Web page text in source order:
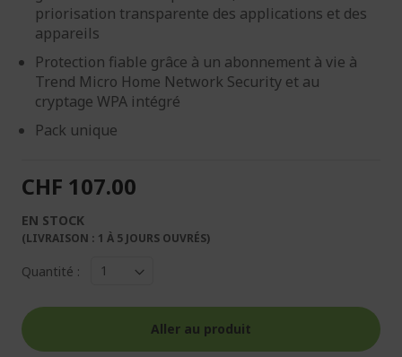
priorisation transparente des applications et des
appareils
Protection fiable grâce à un abonnement à vie à
Trend Micro Home Network Security et au
cryptage WPA intégré
Pack unique
CHF 107.00
EN STOCK
(LIVRAISON : 1 À 5 JOURS OUVRÉS)
Quantité :
Aller au produit